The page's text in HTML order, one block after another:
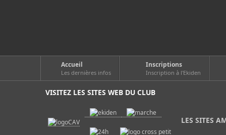
Accueil
Les dernières infos
Inscriptions
Inscription à l'Ekiden
VISITEZ LES SITES WEB DU CLUB
LES SITES